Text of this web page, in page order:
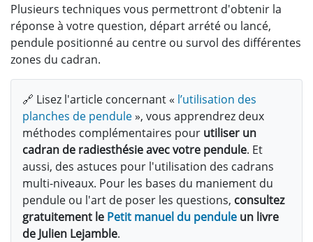
Plusieurs techniques vous permettront d'obtenir la
réponse à votre question, départ arrété ou lancé,
pendule positionné au centre ou survol des différentes
zones du cadran.
🔗 Lisez l'article concernant « l’utilisation des
planches de pendule», vous apprendrez deux
méthodes complémentaires pour utiliser un
cadran de radiesthésie avec votre pendule. Et
aussi, des astuces pour l'utilisation des cadrans
multi-niveaux. Pour les bases du maniement du
pendule ou l'art de poser les questions, consultez
gratuitement le Petit manuel du pendule un livre
de Julien Lejamble.